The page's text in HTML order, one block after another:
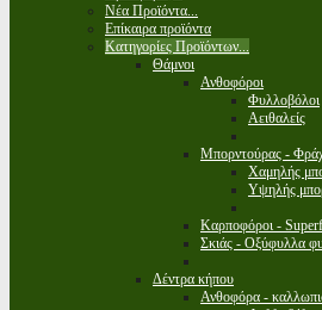
Νέα Προϊόντα...
Επίκαιρα προϊόντα
Κατηγορίες Προϊόντων...
Θάμνοι
Ανθοφόροι
Φυλλοβόλοι
Αειθαλείς
Μπορντούρας -
Χαμηλής
Υψηλής
Καρποφόροι -
Σκιάς - Οξύφυλλα
Δέντρα κήπου
Ανθοφόρα -